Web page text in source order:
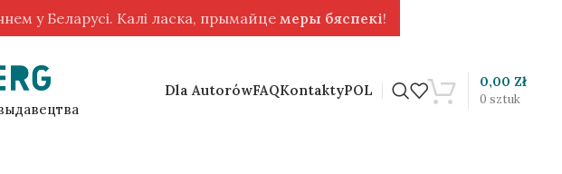
Dla AutorówFAQKontaktyPOL
0sztuk
0,00 Zł
у Беларусі. Калі ласка, прымайце меры бяспекі!